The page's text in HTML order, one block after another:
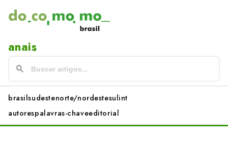
anais
brasilsudestenorte/nordestesulint
autorespalavras-chaveeditorial